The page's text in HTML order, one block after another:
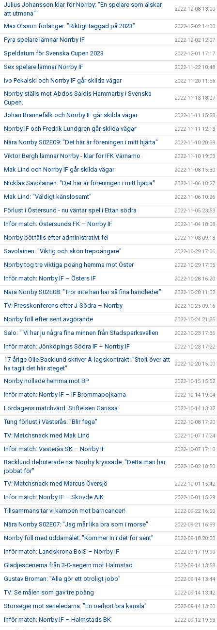
Julius Johansson klar för Norrby: "En spelare som älskar
att utmana"
2022-12-08 13:00
Max Olsson förlänger: ”Riktigt taggad på 2023” 2022-12-02 14:00
Fyra spelare lämnar Norrby IF 2022-12-02 12:07
Speldatum för Svenska Cupen 2023 2022-12-01 17:17
Sex spelare lämnar Norrby IF 2022-11-22 10:48
Ivo Pekalski och Norrby IF går skilda vägar 2022-11-20 11:56
Norrby ställs mot Abdos Saidis Hammarby i Svenska
Cupen.
2022-11-13 18:07
Johan Brannefalk och Norrby IF går skilda vägar 2022-11-11 15:58
Norrby IF och Fredrik Lundgren går skilda vägar 2022-11-11 12:13
Nära Norrby S02E09: "Det här är föreningen i mitt hjärta" 2022-11-10 20:39
Viktor Bergh lämnar Norrby - klar för IFK Värnamo 2022-11-10 19:03
Mak Lind och Norrby IF går skilda vägar 2022-11-08 15:30
Nicklas Savolainen: "Det här är föreningen i mitt hjärta" 2022-11-06 10:27
Mak Lind: "Väldigt känslosamt" 2022-11-06 10:26
Förlust i Östersund - nu väntar spel i Ettan södra 2022-11-05 23:53
Inför match: Östersunds FK – Norrby IF 2022-11-04 18:08
Norrby bötfälls efter administrativt fel 2022-11-03 09:18
Savolainen: "Viktig och skön trepoängare" 2022-10-29 17:06
Norrby tog tre viktiga poäng hemma mot Öster 2022-10-29 17:05
Inför match: Norrby IF – Östers IF 2022-10-28 16:20
Nära Norrby S02E08: "Tror inte han har så fina handleder" 2022-10-28 11:02
TV: Presskonferens efter J-Södra – Norrby 2022-10-25 09:16
Norrby föll efter sent avgörande 2022-10-24 21:35
Salo: " Vi har ju några fina minnen från Stadsparksvallen 2022-10-23 17:36
Inför match: Jönköpings Södra IF – Norrby IF 2022-10-23 17:22
17-årige Olle Backlund skriver A-lagskontrakt: "Stolt över att
ha tagit det här steget"
2022-10-20 15:00
Norrby nollade hemma mot BP 2022-10-15 15:52
Inför match: Norrby IF – IF Brommapojkarna 2022-10-14 19:04
Lördagens matchvärd: Stiftelsen Garissa 2022-10-14 13:32
Tung förlust i Västerås: "Blir fega" 2022-10-08 17:20
TV: Matchsnack med Mak Lind 2022-10-07 17:24
Inför match: Västerås SK – Norrby IF 2022-10-07 17:10
Backlund debuterade när Norrby kryssade: "Detta man har
jobbat för"
2022-10-02 18:50
TV: Matchsnack med Marcus Översjö 2022-10-01 15:42
Inför match: Norrby IF – Skövde AIK 2022-10-01 15:29
Tillsammans tar vi kampen mot barncancer! 2022-09-22 16:00
Nära Norrby S02E07: "Jag mår lika bra som i morse" 2022-09-21 16:39
Norrby föll med uddamålet: "Kommer in i det för sent" 2022-09-18 20:00
Inför match: Landskrona BoIS – Norrby IF 2022-09-17 19:00
Glädjescenerna från 3-0-segern mot Halmstad 2022-09-14 13:58
Gustav Broman: "Alla gör ett otroligt jobb" 2022-09-14 13:44
TV: Se målen som gav tre poäng 2022-09-14 13:42
Storseger mot serieledarna: "En oerhört bra känsla" 2022-09-14 13:30
Inför match: Norrby IF – Halmstads BK 2022-09-12 19:53